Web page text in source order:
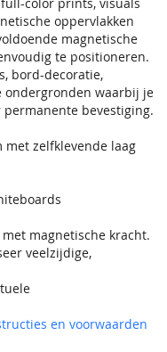
color prints, visuals
oppervlakken
magnetische
te positioneren.
bord-decoratie,
ondergronden waarbij je
bevestiging.
met zelfklevende laag
magnetische kracht.
veelzijdige,
en voorwaarden